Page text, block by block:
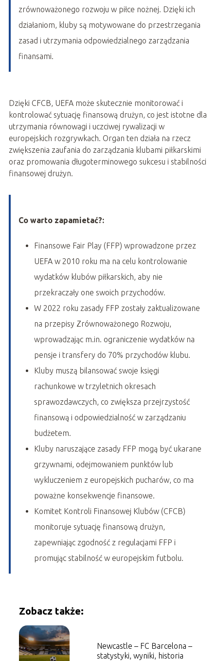
zrównoważonego rozwoju w piłce nożnej. Dzięki ich
działaniom, kluby są motywowane do przestrzegania
zasad i utrzymania odpowiedzialnego zarządzania
finansami.
Dzięki CFCB, UEFA może skutecznie monitorować i
kontrolować sytuację finansową drużyn, co jest istotne dla
utrzymania równowagi i uczciwej rywalizacji w
europejskich rozgrywkach. Organ ten działa na rzecz
zwiększenia zaufania do zarządzania klubami piłkarskimi
oraz promowania długoterminowego sukcesu i stabilności
finansowej drużyn.
Co warto zapamietać?:
Finansowe Fair Play (FFP) wprowadzone przez
UEFA w 2010 roku ma na celu kontrolowanie
wydatków klubów piłkarskich, aby nie
przekraczały one swoich przychodów.
W 2022 roku zasady FFP zostały zaktualizowane
na przepisy Zrównoważonego Rozwoju,
wprowadzając m.in. ograniczenie wydatków na
pensje i transfery do 70% przychodów klubu.
Kluby muszą bilansować swoje księgi
rachunkowe w trzyletnich okresach
sprawozdawczych, co zwiększa przejrzystość
finansową i odpowiedzialność w zarządzaniu
budżetem.
Kluby naruszające zasady FFP mogą być ukarane
grzywnami, odejmowaniem punktów lub
wykluczeniem z europejskich pucharów, co ma
poważne konsekwencje finansowe.
Komitet Kontroli Finansowej Klubów (CFCB)
monitoruje sytuację finansową drużyn,
zapewniając zgodność z regulacjami FFP i
promując stabilność w europejskim futbolu.
Zobacz także:
Newcastle – FC Barcelona –
statystyki, wyniki, historia